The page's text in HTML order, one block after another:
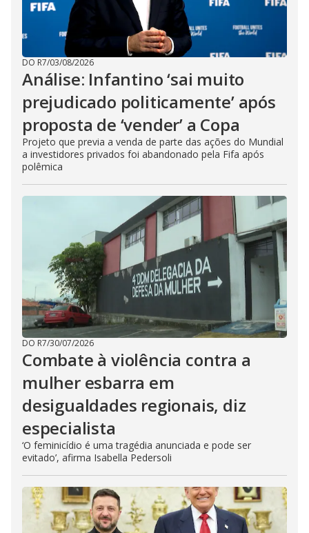
DO R7/03/08/2026
Análise: Infantino ‘sai muito
prejudicado politicamente’ após
proposta de ‘vender’ a Copa
Projeto que previa a venda de parte das ações do Mundial
a investidores privados foi abandonado pela Fifa após
polêmica
DO R7/30/07/2026
Combate à violência contra a
mulher esbarra em
desigualdades regionais, diz
especialista
‘O feminicídio é uma tragédia anunciada e pode ser
evitado’, afirma Isabella Pedersoli